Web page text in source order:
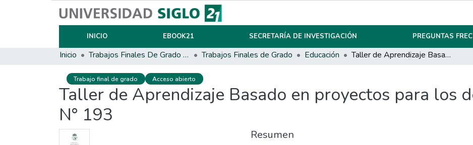
INICIO EBOOK21 SECRETARÍA DE INVESTIGACIÓN PREGUNTAS
Inicio Trabajos Finales De Grado Y Posgrado Trabajos Finales de Grado Educación Taller de Aprendizaje Basado en proyectos para los docentes del I.P.EM. N° 193
Trabajo final de grado Acceso abierto
Taller de Aprendizaje Basado en proyectos para los
N° 193
Resumen